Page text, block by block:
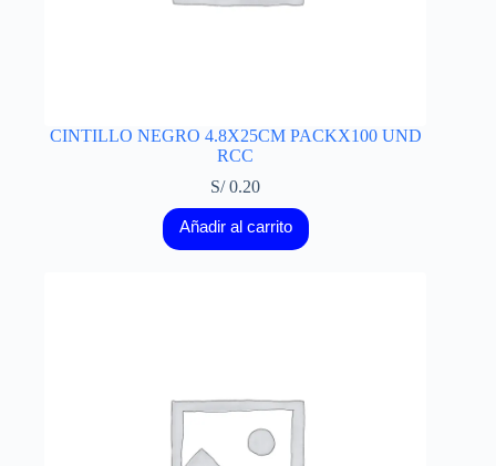
CINTILLO NEGRO 4.8X25CM PACKX100 UND
RCC
S/0.20
Añadir al carrito